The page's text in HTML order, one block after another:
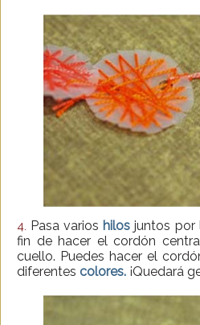
4. Pasa varios hilos juntos por
fin de hacer el cordón
cuello. Puedes hacer el
diferentes colores. ¡Quedará